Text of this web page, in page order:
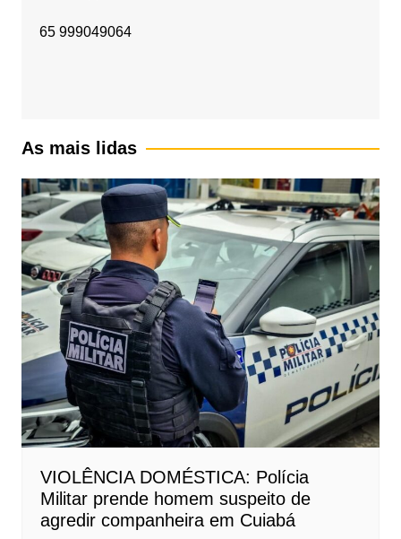
65 999049064
As mais lidas
VIOLÊNCIA DOMÉSTICA: Polícia
Militar prende homem suspeito de
agredir companheira em Cuiabá